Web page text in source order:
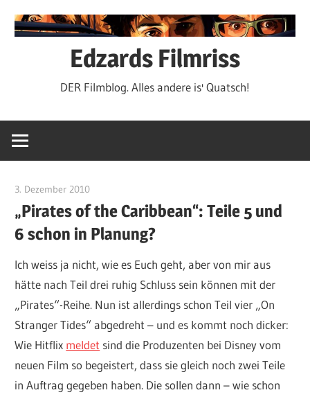
Inhalt
Edzards Filmriss
DER Filmblog. Alles andere is' Quatsch!
3. Dezember 2010
„Pirates of the Caribbean“: Teile 5 und
6 schon in Planung?
Ich weiss ja nicht, wie es Euch geht, aber von mir aus
hätte nach Teil drei ruhig Schluss sein können mit der
„Pirates“-Reihe. Nun ist allerdings schon Teil vier „On
Stranger Tides“ abgedreht – und es kommt noch dicker:
Wie Hitflix meldet sind die Produzenten bei Disney vom
neuen Film so begeistert, dass sie gleich noch zwei Teile
in Auftrag gegeben haben. Die sollen dann – wie schon